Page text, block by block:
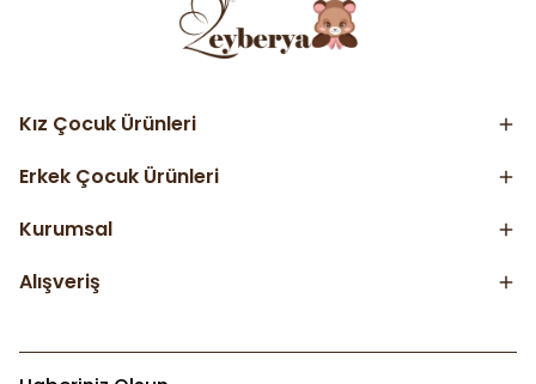
Kız Çocuk Ürünleri
Erkek Çocuk Ürünleri
Kurumsal
Alışveriş